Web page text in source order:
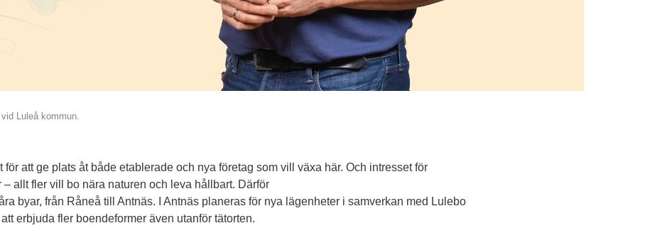
Luleå kommun.
för att ge plats åt både etablerade och nya företag som vill växa här. Och intresset för
– allt fler vill bo nära naturen och leva hållbart. Därför
byar, från Råneå till Antnäs. I Antnäs planeras för nya lägenheter i samverkan med Lulebo
erbjuda fler boendeformer även utanför tätorten.